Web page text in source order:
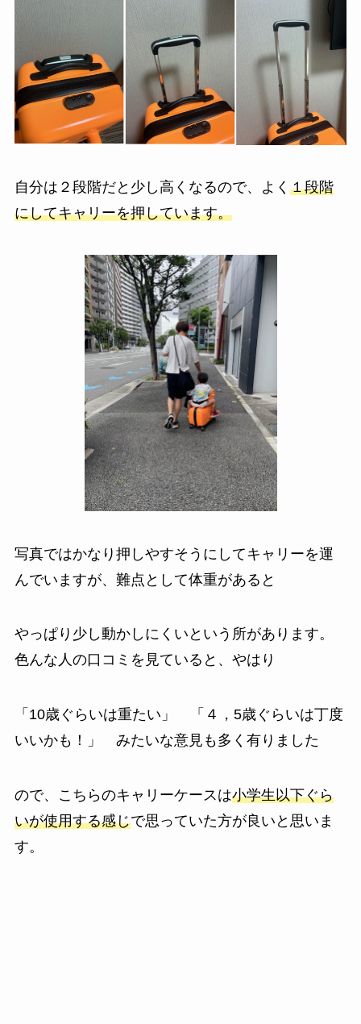
自分は２段階だと少し高くなるので、よく １段階
にしてキャリーを押しています。
写真ではかなり押しやすそうにしてキャリーを運
んでいますが、難点として体重があると
やっぱり少し動かしにくい という所があります。
色んな人の口コミを見ていると、やはり
「10歳ぐらいは重たい」 「４，5歳ぐらいは丁度
いいかも！」
みたいな意見も多く有りました
ので、こちらのキャリーケースは小学生以下ぐら
いが使用する感じで思っていた方が良いと思いま
す。